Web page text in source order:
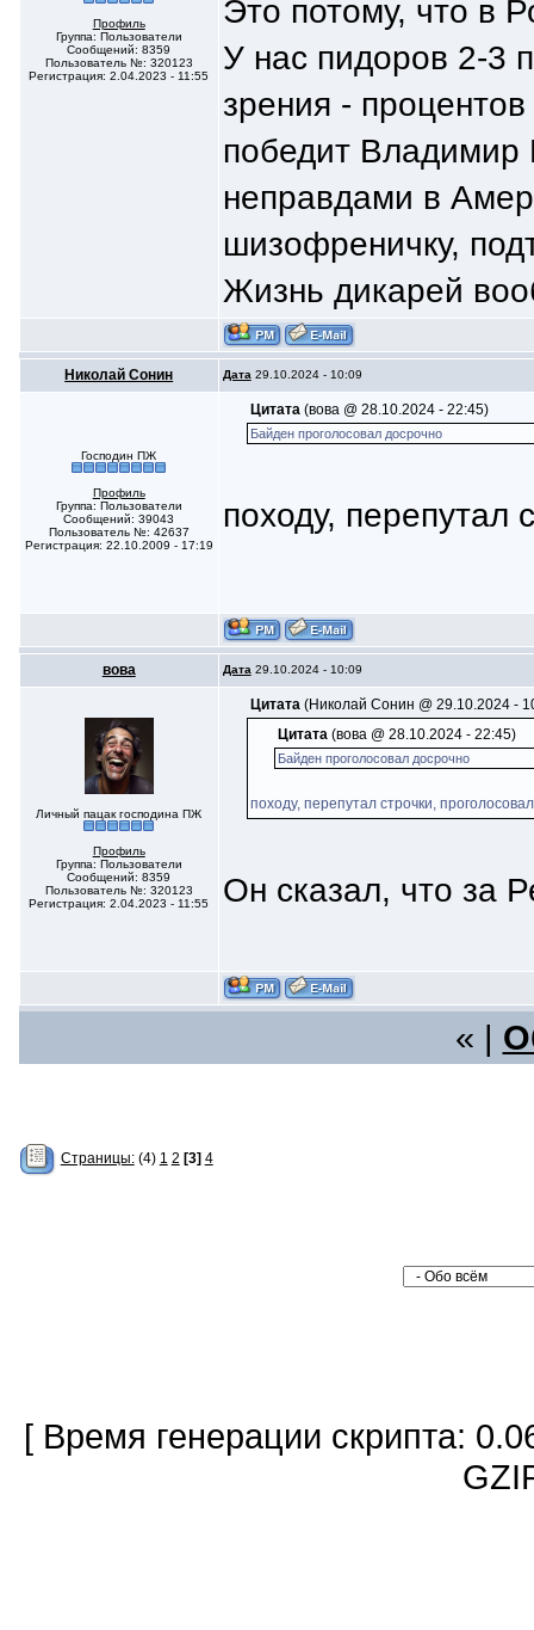
Профиль
Группа: Пользователи
Сообщений: 8359
Пользователь №: 320123
Регистрация: 2.04.2023 - 11:55
Это потому, что в
У нас пидоров 2-3
зрения -
победит Владимир
неправдами в
шизофреничку,
Жизнь дикарей
Николай Сонин Дата 29.10.2024 - 10:09
Господин ПЖ
Профиль
Группа: Пользователи
Сообщений: 39043
Пользователь №: 42637
Регистрация: 22.10.2009 - 17:19
Цитата (вoва @ 28.10.2024 - 22:45)
Байден проголосовал досрочно
походу, перепутал
вoва Дата 29.10.2024 - 10:09
Личный пацак господина ПЖ
Профиль
Группа: Пользователи
Сообщений: 8359
Пользователь №: 320123
Регистрация: 2.04.2023 - 11:55
Цитата (Николай Сонин @ 29.10.2024 -
Цитата(вoва @ 28.10.2024 - 22:45)
Байден проголосовал досрочно
походу, перепутал строчки,
Он сказал, что за
« |
Страницы:(4) 1 2 [3] 4
[ Время генерации скрипта: